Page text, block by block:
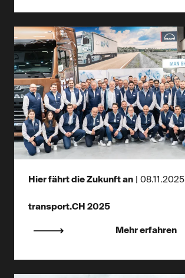
Hier fährt die Zukunft an 08.11.2025
transport.CH 2025
Mehr erfahren